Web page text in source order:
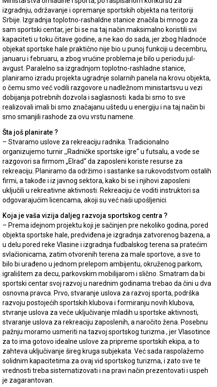
izgradnju, održavanje i opremanje sportskih objekta na teritoriji
Srbije. Izgradnja toplotno-rashaldne stanice značila bi mnogo za
sam sportski centar, jer bi se na taj način maksimalno koristili svi
kapaciteti u toku čitave godine, a ne kao do sada, jer zbog hladnoće
objekat sportske hale praktično nije bio u punoj funkciji u decembru,
januaru i februaru, a zbog vrućine problema je bilo u periodu jul-
avgust. Paralelno sa izgradnjom toplotno-rashladne stanice,
planiramo izradu projekta ugradnje solarnih panela na krovu objekta,
o čemu smo već vodili razgovore u nadležnom ministartsvu u vezi
dobijanja potrebnih dozvola i saglasnosti. kada bi smo to sve
realizovali imali bi smo značajanu uštedu u energiju i na taj način bi
smo smanjili rashode za ovu vrstu namene.
Šta još planirate ?
– Stvaramo uslove za rekreaciju radnika. Tradicionalno
organizujemo turnir ,,Radničke sportske igre“ u futsalu, a vode se
razgovori sa firmom „Elrad“ da zaposleni koriste resurse za
rekreaciju. Planiramo da održimo i sastanke sa rukovodstvom ostalih
firmi, a takođe i iz javnog sektora, kako bi se i njihovi zaposleni
uključili u rekreativne aktivnosti. Rekreaciju će voditi instruktori sa
odgovarajućim licencama, akoji su već naši upošljenici.
Koja je vaša vizija daljeg razvoja sportskog centra ?
– Prema idejnom projektu koji je sačinjen pre nekoliko godina, pored
objekta sportske hale, predviđena je izgradnja zatvorenog bazena, a
u delu pored reke Vlasine i izgradnja fudbalskog terena sa pratećim
svlačionicama, zatim otvorenih terena za male sportove, a sve to
bilo bi urađeno u jednom prelepom ambijentu, okruženog parkom,
igralištem za decu, parkovskim mobilijarom i slično. Smatram da bi
sportski centar svoj razvoj u narednim godinama trebao da čini u dva
osnovna pravca. Prvo, stvaranje uslova za razvoj sporta, podrška
razvoju postojećih sportskih klubova i formiranju novih klubova,
stvranje uslova za veće uključivanje mladih u sportske aktivnosti,
stvaranje uslova za rekreaciju zaposlenih, a naročito žena. Posebnu
pažnju moramo usmeriti na tazvoj sportskog turizma , jer Vlasotince
za to ima gotovo idealne uslove za pripreme sportskih ekipa, a to
zahteva uključivanje šireg kruga subjekata. Već sada raspolažemo
solidnim kapacitetima za ovaj vid sportskog turizma, i zato sve te
vrednosti treba sistematizovati i na pravi način prezentovati i uspeh
je zagarantovan.